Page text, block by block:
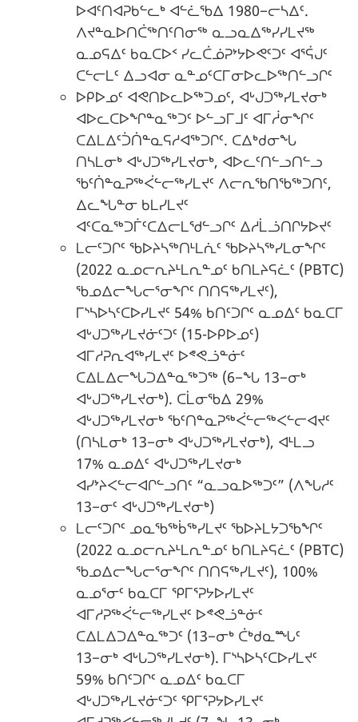
ᐅᐊᑦᑎᐊᕈᑲᓪᓚᒃ ᐊᓪᓛᖃᐃ 1980−ᓕᓴᐃᑦ.
ᐱᔪᓐᓇᐅᑎᑖᖅᑎᑦᑎᓂᖅ ᓇᓗᓇᐃᖅᓯᓯᒪᔪᖅ
ᓇᓄᕋᐃᑦ ᑲᓇᑕᐅᑉ ᓯᓚᑖᓅᕈᔾᔭᐅᕙᑦᑐᑦ ᐊᕐᕌᒍᑦ
ᑕᓪᓕᒪᑦ ᐃᓗᐊᓂ ᓇᓐᓄᑦᑕᒥᓂᐅᓚᐅᖅᑎᓪᓗᒋᑦ
ᐅᑭᐅᓄᑦ ᐊᕙᑎᐅᓚᐅᖅᑐᓄᑦ, ᐊᒡᒍᑐᖅᓯᒪᔪᓂᒃ
ᐊᐅᓚᑕᐅᖏᓐᓇᖅᑐᑦ ᐅᓪᓗᒥᒧᑦ ᐊᒥᓲᓂᖏᑦ
ᑕᐃᒪᐃᑦᑑᑏᓐᓇᕋᓱᐊᖅᑐᒋᑦ. ᑕᐃᒃᑯᓂᖓ
ᑎᓴᒪᓂᒃ ᐊᒡᒍᑐᖅᓯᒪᔪᓂᒃ, ᐊᐅᓚᑦᑎᓪᓗᑎᓪᓗ
ᖃᑦᑏᓐᓇᕈᖅᐹᓪᓕᖅᓯᒪᔪᑦ ᐱᓕᕆᖃᑎᖃᖅᑐᑎᑦ,
ᐃᓚᖓᓐᓂ ᑲᒪᓯᒪᔪᑦ
ᐊᑦᑕᓇᖅᑐᒦᑦᑕᐃᓕᒪᖁᓪᓗᒋᑦ ᐃᓱᒫᓘᑎᒋᔭᐅᔪᑦ
ᒪᓕᑦᑐᒋᑦ ᖃᐅᔨᓴᖅᑎᒻᒪᕇᑦ ᖃᐅᔨᓴᖅᓯᒪᓂᖏᑦ
(2022 ᓇᓄᓕᕆᔨᒻᒪᕆᓐᓄᑦ ᑲᑎᒪᔨᕋᓛᑦ (PBTC)
ᖃᓄᐃᓕᖓᓕᕐᓂᖏᑦ ᑎᑎᕋᖅᓯᒪᔪᑦ),
ᒥᔅᓴᐅᓴᑦᑕᐅᓯᒪᔪᑦ 54% ᑲᑎᑦᑐᒋᑦ ᓇᓄᐃᑦ ᑲᓇᑕᒥ
ᐊᒡᒍᑐᖅᓯᒪᔪᓃᑦᑐᑦ (15-ᐅᑭᐅᓄᑦ)
ᐊᒥᓱᕈᕆᐊᖅᓯᒪᔪᑦ ᐅᕝᕙᓘᓐᓃᑦ
ᑕᐃᒪᐃᓕᖓᑐᐃᓐᓇᖅᑐᖅ (6−ᖓ 13−ᓂᒃ
ᐊᒡᒍᑐᖅᓯᒪᔪᓂᒃ). ᑕᒫᓂᖃᐃ 29%
ᐊᒡᒍᑐᖅᓯᒪᔪᓂᒃ ᖃᑦᑎᓐᓇᕈᖅᐹᓪᓕᖅᐸᓪᓕᐊᔪᑦ
(ᑎᓴᒪᓂᒃ 13−ᓂᒃ ᐊᒡᒍᑐᖅᓯᒪᔪᓂᒃ), ᐊᒻᒪᓗ
17% ᓇᓄᐃᑦ ᐊᒡᒍᑐᖅᓯᒪᔪᓂᒃ
ᐊᓯᔾᔨᐸᓪᓕᐊᒋᓪᓗᑎᑦ “ᓇᓗᓇᐅᖅᑐᑦ” (ᐱᖓᓱᑦ
13−ᓂᑦ ᐊᒡᒍᑐᖅᓯᒪᔪᓂᒃ)
ᒪᓕᑦᑐᒋᑦ ᓄᓇᖃᖅᑳᖅᓯᒪᔪᑦ ᖃᐅᔨᒪᔭᑐᖃᖏᑦ
(2022 ᓇᓄᓕᕆᔨᒻᒪᕆᓐᓄᑦ ᑲᑎᒪᔨᕋᓛᑦ (PBTC)
ᖃᓄᐃᓕᖓᓕᕐᓂᖏᑦ ᑎᑎᕋᖅᓯᒪᔪᑦ), 100%
ᓇᓄᕐᓂᑦ ᑲᓇᑕᒥ ᕿᒥᕐᕈᔭᐅᓯᒪᔪᑦ
ᐊᒥᓱᕈᖅᐹᓪᓕᖅᓯᒪᔪᑦ ᐅᕝᕙᓘᓐᓃᑦ
ᑕᐃᒪᐃᑐᐃᓐᓇᖅᑐᑦ (13−ᓂᒃ ᑖᒃᑯᓇᙵᑦ
13−ᓂᒃ ᐊᒡᒐᑐᖅᓯᒪᔪᓂᒃ). ᒥᔅᓴᐅᓴᑦᑕᐅᓯᒪᔪᑦ
59% ᑲᑎᑦᑐᒋᑦ ᓇᓄᐃᑦ ᑲᓇᑕᒥ
ᐊᒡᒍᑐᖅᓯᒪᔪᓃᑦᑐᑦ ᕿᒥᕐᕈᔭᐅᓯᒪᔪᑦ